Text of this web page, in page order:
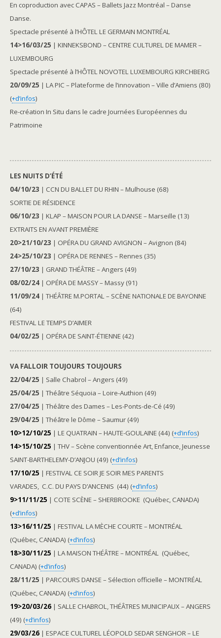
En coproduction avec CAPAS – Ballets Jazz Montréal – Danse
Danse.
Spectacle présenté à l’HÔTEL LE GERMAIN MONTRÉAL
14>16/03/25 | KINNEKSBOND – CENTRE CULTUREL DE MAMER –
LUXEMBOURG
Spectacle présenté à l’HÔTEL NOVOTEL LUXEMBOURG KIRCHBERG
20/09/25 | LA PIC – Plateforme de l’innovation – Ville d’Amiens (80)
(+d’infos)
Re-création In Situ dans le cadre Journées Européennes du
Patrimoine
LES NUITS D’ÉTÉ
04/10/23 | CCN DU BALLET DU RHIN – Mulhouse (68)
SORTIE DE RÉSIDENCE
06/10/23 | KLAP – MAISON POUR LA DANSE – Marseille (13)
EXTRAITS EN AVANT PREMIÈRE
20>21/10/23 | OPÉRA DU GRAND AVIGNON – Avignon (84)
24>25/10/23 | OPÉRA DE RENNES – Rennes (35)
27/10/23 | GRAND THÉÂTRE – Angers (49)
08/02/24 | OPÉRA DE MASSY – Massy (91)
11/09/24 | THÉÂTRE M.PORTAL – SCÈNE NATIONALE DE BAYONNE
(64)
FESTIVAL LE TEMPS D’AIMER
04/02/25 | OPÉRA DE SAINT-ÉTIENNE (42)
VA FALLOIR TOUJOURS TOUJOURS
22/04/25 | Salle Chabrol – Angers (49)
25/04/25 | Théâtre Séquoia – Loire-Authion (49)
27/04/25 | Théâtre des Dames – Les-Ponts-de-Cé (49)
29/04/25 | Théâtre le Dôme – Saumur (49)
10>12/10/25 | LE QUATRAIN – HAUTE-GOULAINE (44) (+d’infos)
14>15/10/25 | THV – Scène conventionnée Art, Enfance, Jeunesse
SAINT-BARTHELEMY-D’ANJOU (49) (+d’infos)
17/10/25 | FESTIVAL CE SOIR JE SOIR MES PARENTS
VARADES, C.C. DU PAYS D’ANCENIS (44) (+d’infos)
9>11/11/25 | COTE SCÈNE – SHERBROOKE (Québec, CANADA)
(+d’infos)
13>16/11/25 | FESTIVAL LA MÈCHE COURTE – MONTRÉAL
(Québec, CANADA) (+d’infos)
18>30/11/25 | LA MAISON THÉÂTRE – MONTRÉAL (Québec,
CANADA) (+d’infos)
28/11/25 | PARCOURS DANSE – Sélection officielle – MONTRÉAL
(Québec, CANADA) (+d’infos)
19>20/03/26 | SALLE CHABROL, THÉÂTRES MUNICIPAUX – ANGERS
(49) (+d’infos)
29/03/26 | ESPACE CULTUREL LÉOPOLD SEDAR SENGHOR – LE